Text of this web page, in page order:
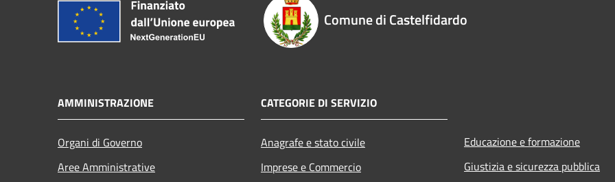
Comune di Castelfidardo
AMMINISTRAZIONE
Organi di Governo
Aree Amministrative
CATEGORIE DI SERVIZIO
Anagrafe e stato civile
Imprese e Commercio
Educazione e formazione
Giustizia e sicurezza pubblica